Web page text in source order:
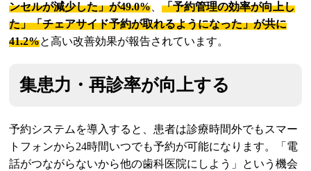
ンセルが減少した」が49.0% 、「予約管理の効率が向上し
た」「チェアサイド予約が取れるようになった」が共に
41.2%と高い改善効果が報告されています。
集患力・再診率が向上する
予約システムを導入すると、患者は診療時間外でもスマー
トフォンから24時間いつでも予約が可能になります。「電
話がつながらないから他の歯科医院にしよう」という機会